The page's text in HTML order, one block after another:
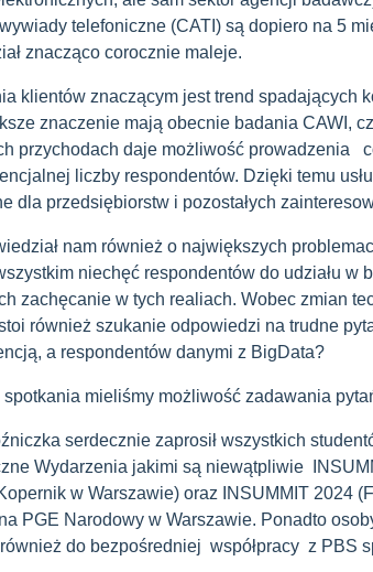
telefoniczne (CATI) są dopiero na 5
znacząco corocznie maleje.
klientów znaczącym jest trend spadających
znaczenie mają obecnie badania CAWI,
przychodach daje możliwość prowadzenia
liczby respondentów. Dzięki temu
dla przedsiębiorstw i pozostałych
nam również o największych
niechęć respondentów do udziału w
zachęcanie w tych realiach. Wobec zmian
również szukanie odpowiedzi na trudne
a respondentów danymi z BigData?
mieliśmy możliwość zadawania
serdecznie zaprosił wszystkich
Wydarzenia jakimi są niewątpliwie
w Warszawie) oraz INSUMMIT 2024
PGE Narodowy w Warszawie. Ponadto
do bezpośredniej współpracy z PBS